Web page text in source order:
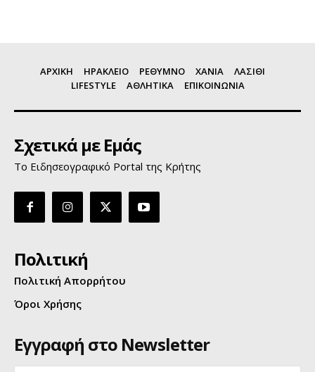
ΑΡΧΙΚΗ ΗΡΑΚΛΕΙΟ ΡΕΘΥΜΝΟ ΧΑΝΙΑ
ΛΑΣΙΘΙ
LIFESTYLE
ΑΘΛΗΤΙΚΑ ΕΠΙΚΟΙΝΩΝΙΑ
Σχετικά με Εμάς
Το Ειδησεογραφικό Portal της Κρήτης
Πολιτική
Πολιτική Απορρήτου
Όροι Χρήσης
Εγγραφή στο Newsletter